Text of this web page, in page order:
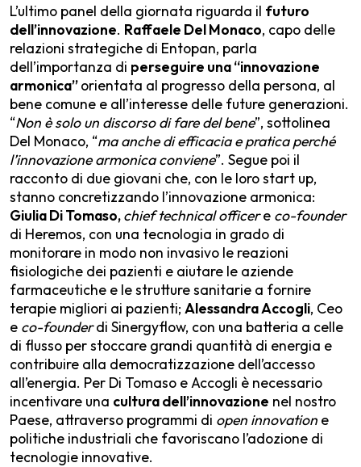
L’ultimo panel della giornata riguarda il futuro
dell’innovazione. Raffaele Del Monaco, capo delle
relazioni strategiche di Entopan, parla
dell’importanza di perseguire una “innovazione
armonica”orientata al progresso della persona, al
bene comune e all’interesse delle future generazioni.
“Non è solo un discorso di fare del bene”, sottolinea
Del Monaco, “ma anche di efficacia e pratica perché
l’innovazione armonica conviene”. Segue poi il
racconto di due giovani che, con le loro start up,
stanno concretizzando l’innovazione armonica:
Giulia Di Tomaso,chief technical officere co-founder
di Heremos, con una tecnologia in grado di
monitorare in modo non invasivo le reazioni
fisiologiche dei pazienti e aiutare le aziende
farmaceutiche e le strutture sanitarie a fornire
terapie migliori ai pazienti; Alessandra Accogli, Ceo
e co-founderdi Sinergyflow, con una batteria a celle
di flusso per stoccare grandi quantità di energia e
contribuire alla democratizzazione dell’accesso
all’energia. Per Di Tomaso e Accogli è necessario
incentivare una cultura dell’innovazione nel nostro
Paese, attraverso programmi di open innovation e
politiche industriali che favoriscano l’adozione di
tecnologie innovative.